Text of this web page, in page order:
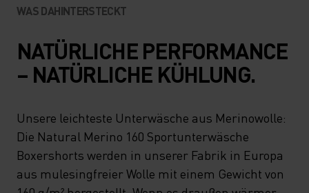
WAS DAHINTERSTECKT
NATÜRLICHE PERFORMANCE
– NATÜRLICHE KÜHLUNG.
Unsere leichteste Unterwäsche aus Merinowolle:
Die Natural Merino 160 Sportunterwäsche
Boxershorts werden in unserer Fabrik in Europa
aus mulesingfreier Wolle mit einem Gewicht von